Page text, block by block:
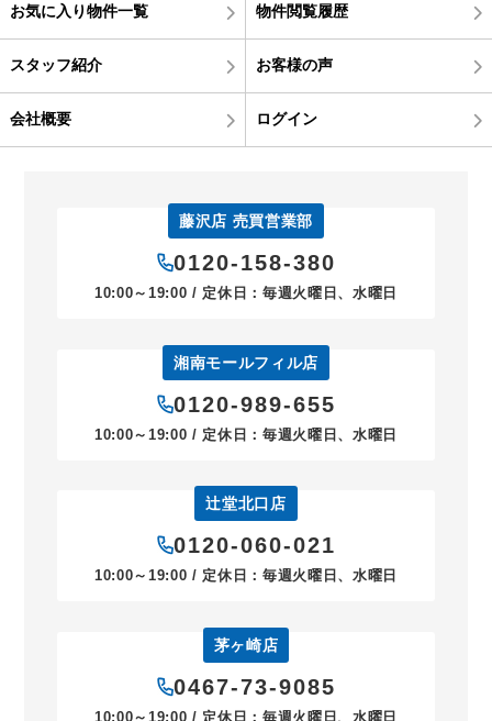
お気に入り物件一覧 物件閲覧履歴
スタッフ紹介 お客様の声
会社概要 ログイン
藤沢店 売買営業部
0120-158-380
10:00～19:00 / 定休日：毎週火曜日、水曜日
湘南モールフィル店
0120-989-655
10:00～19:00 / 定休日：毎週火曜日、水曜日
辻堂北口店
0120-060-021
10:00～19:00 / 定休日：毎週火曜日、水曜日
茅ヶ崎店
0467-73-9085
10:00～19:00 / 定休日：毎週火曜日、水曜日